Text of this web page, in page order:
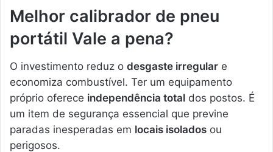
Melhor calibrador de pneu
portátil Vale a pena?
O investimento reduz o desgaste irregular e
economiza combustível. Ter um equipamento
próprio oferece independência total dos postos. É
um item de segurança essencial que previne
paradas inesperadas em locais isolados ou
perigosos.